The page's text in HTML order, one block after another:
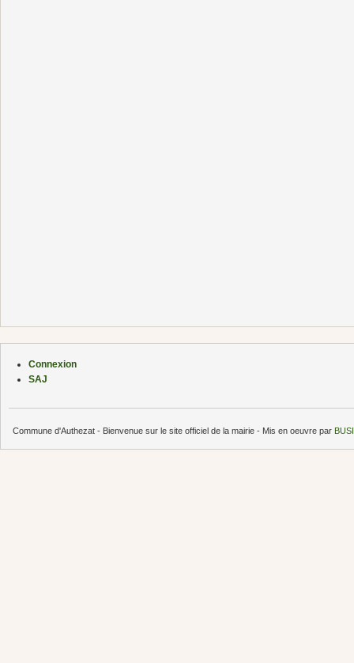
Connexion
SAJ
Commune d'Authezat - Bienvenue sur le site officiel de la mairie - Mis en oeuvre par